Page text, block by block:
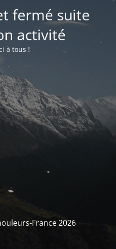
fermé suite
activité
à tous !
France 2026